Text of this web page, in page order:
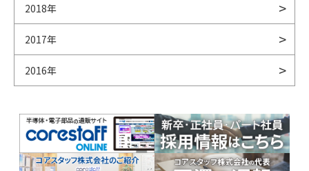
2018年
2017年
2016年